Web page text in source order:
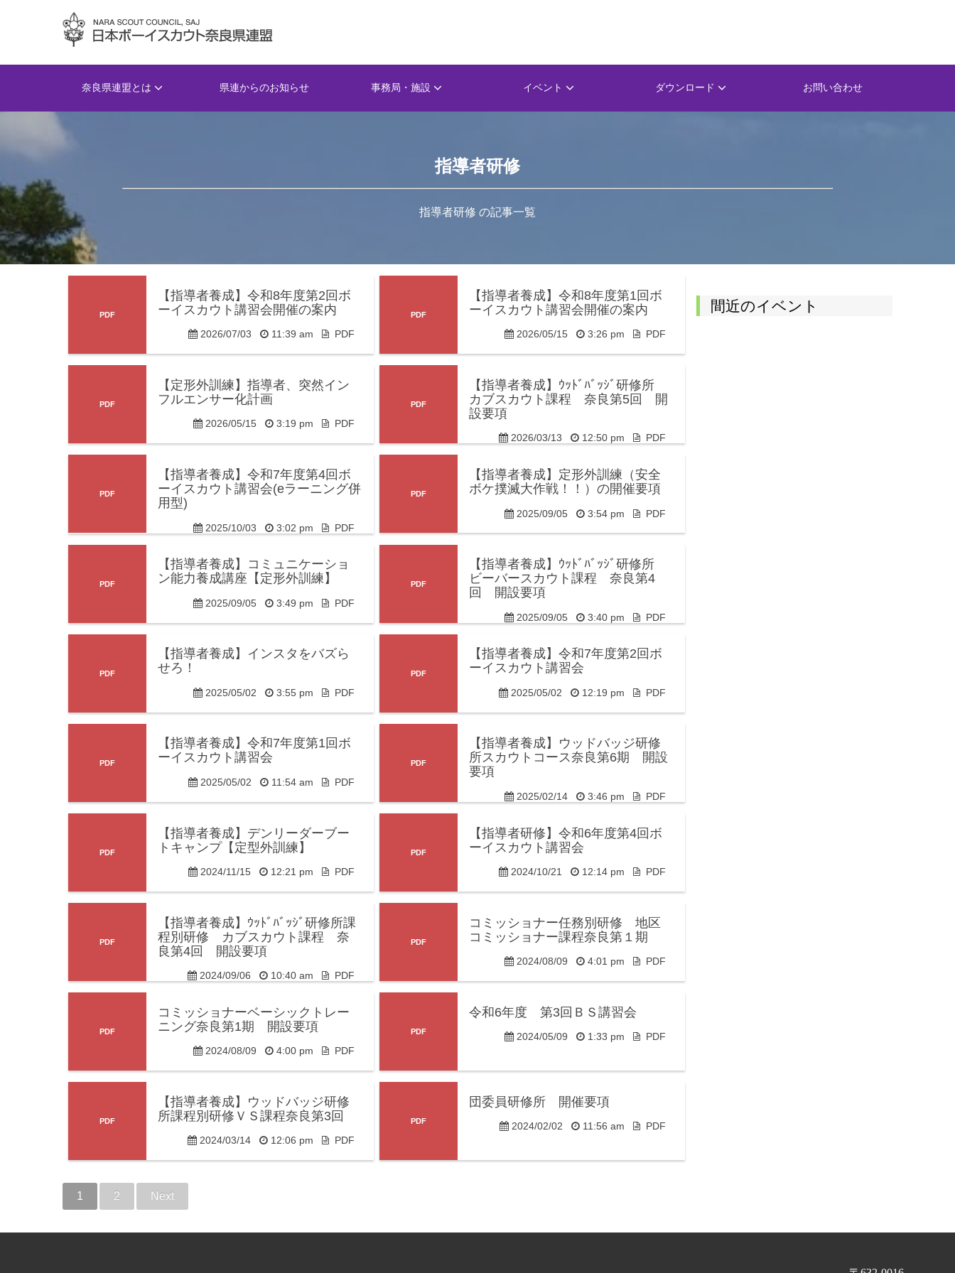
奈良県連盟とは 県連からのお知らせ 事務局・施設 イベント ダウンロード お問い合わせ
指導者研修
指導者研修 の記事一覧
【指導者養成】令和8年度第2回ボ
ーイスカウト講習会開催の案内
2026/07/03 11:39 am PDF
【指導者養成】令和8年度第1回ボ
ーイスカウト講習会開催の案内
2026/05/15 3:26 pm PDF
【定形外訓練】指導者、突然イン
フルエンサー化計画
2026/05/15 3:19 pm PDF
【指導者養成】ｳｯﾄﾞﾊﾞｯｼﾞ研修所
カブスカウト課程 奈良第5回 開
設要項
2026/03/13 12:50 pm PDF
【指導者養成】令和7年度第4回ボ
ーイスカウト講習会(eラーニング併
用型)
2025/10/03 3:02 pm PDF
【指導者養成】定形外訓練（安全
ボケ撲滅大作戦！！）の開催要項
2025/09/05 3:54 pm PDF
【指導者養成】コミュニケーショ
ン能力養成講座【定形外訓練】
2025/09/05 3:49 pm PDF
【指導者養成】ｳｯﾄﾞﾊﾞｯｼﾞ研修所
ビーバースカウト課程 奈良第4
回 開設要項
2025/09/05 3:40 pm PDF
【指導者養成】インスタをバズら
せろ！
2025/05/02 3:55 pm PDF
【指導者養成】令和7年度第2回ボ
ーイスカウト講習会
2025/05/02 12:19 pm PDF
【指導者養成】令和7年度第1回ボ
ーイスカウト講習会
2025/05/02 11:54 am PDF
【指導者養成】ウッドバッジ研修
所スカウトコース奈良第6期 開設
要項
2025/02/14 3:46 pm PDF
【指導者養成】デンリーダーブー
トキャンプ【定型外訓練】
2024/11/15 12:21 pm PDF
【指導者研修】令和6年度第4回ボ
ーイスカウト講習会
2024/10/21 12:14 pm PDF
【指導者養成】ｳｯﾄﾞﾊﾞｯｼﾞ研修所課
程別研修 カブスカウト課程 奈
良第4回 開設要項
2024/09/06 10:40 am PDF
コミッショナー任務別研修 地区
コミッショナー課程奈良第１期
2024/08/09 4:01 pm PDF
コミッショナーベーシックトレー
ニング奈良第1期 開設要項
2024/08/09 4:00 pm PDF
令和6年度 第3回ＢＳ講習会
2024/05/09 1:33 pm PDF
【指導者養成】ウッドバッジ研修
所課程別研修ＶＳ課程奈良第3回
2024/03/14 12:06 pm PDF
団委員研修所 開催要項
2024/02/02 11:56 am PDF
1 2 Next
間近のイベント